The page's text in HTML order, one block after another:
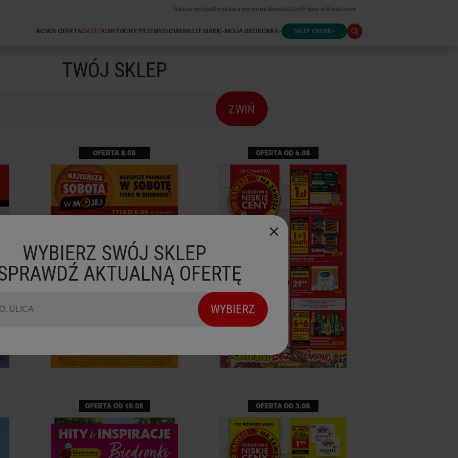
Nasze sklepyDostawa do domuNewsletterPraca w Biedronce
NOWA OFERTAGAZETKIARTYKUŁY PRZEMYSŁOWENASZE MARKI MOJA BIEDRONKA
SKLEP ONLINE
TWÓJ SKLEP
WYBIERZ SWÓJ SKLEP
AKTUALNĄ OFERTĘ
WYBIERZ